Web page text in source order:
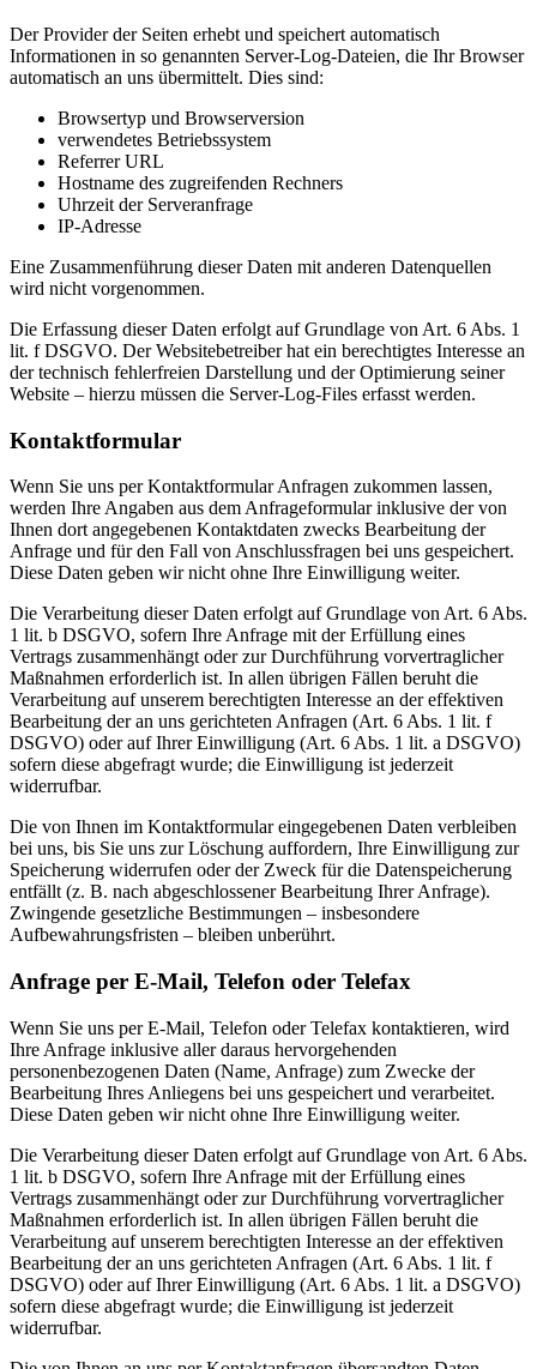
Der Provider der Seiten erhebt und speichert automatisch
Informationen in so genannten Server-Log-Dateien, die Ihr Browser
automatisch an uns übermittelt. Dies sind:
Browsertyp und Browserversion
verwendetes Betriebssystem
Referrer URL
Hostname des zugreifenden Rechners
Uhrzeit der Serveranfrage
IP-Adresse
Eine Zusammenführung dieser Daten mit anderen Datenquellen
wird nicht vorgenommen.
Die Erfassung dieser Daten erfolgt auf Grundlage von Art. 6 Abs. 1
lit. f DSGVO. Der Websitebetreiber hat ein berechtigtes Interesse an
der technisch fehlerfreien Darstellung und der Optimierung seiner
Website – hierzu müssen die Server-Log-Files erfasst werden.
Kontaktformular
Wenn Sie uns per Kontaktformular Anfragen zukommen lassen,
werden Ihre Angaben aus dem Anfrageformular inklusive der von
Ihnen dort angegebenen Kontaktdaten zwecks Bearbeitung der
Anfrage und für den Fall von Anschlussfragen bei uns gespeichert.
Diese Daten geben wir nicht ohne Ihre Einwilligung weiter.
Die Verarbeitung dieser Daten erfolgt auf Grundlage von Art. 6 Abs.
1 lit. b DSGVO, sofern Ihre Anfrage mit der Erfüllung eines
Vertrags zusammenhängt oder zur Durchführung vorvertraglicher
Maßnahmen erforderlich ist. In allen übrigen Fällen beruht die
Verarbeitung auf unserem berechtigten Interesse an der effektiven
Bearbeitung der an uns gerichteten Anfragen (Art. 6 Abs. 1 lit. f
DSGVO) oder auf Ihrer Einwilligung (Art. 6 Abs. 1 lit. a DSGVO)
sofern diese abgefragt wurde; die Einwilligung ist jederzeit
widerrufbar.
Die von Ihnen im Kontaktformular eingegebenen Daten verbleiben
bei uns, bis Sie uns zur Löschung auffordern, Ihre Einwilligung zur
Speicherung widerrufen oder der Zweck für die Datenspeicherung
entfällt (z. B. nach abgeschlossener Bearbeitung Ihrer Anfrage).
Zwingende gesetzliche Bestimmungen – insbesondere
Aufbewahrungsfristen – bleiben unberührt.
Anfrage per E-Mail, Telefon oder Telefax
Wenn Sie uns per E-Mail, Telefon oder Telefax kontaktieren, wird
Ihre Anfrage inklusive aller daraus hervorgehenden
personenbezogenen Daten (Name, Anfrage) zum Zwecke der
Bearbeitung Ihres Anliegens bei uns gespeichert und verarbeitet.
Diese Daten geben wir nicht ohne Ihre Einwilligung weiter.
Die Verarbeitung dieser Daten erfolgt auf Grundlage von Art. 6 Abs.
1 lit. b DSGVO, sofern Ihre Anfrage mit der Erfüllung eines
Vertrags zusammenhängt oder zur Durchführung vorvertraglicher
Maßnahmen erforderlich ist. In allen übrigen Fällen beruht die
Verarbeitung auf unserem berechtigten Interesse an der effektiven
Bearbeitung der an uns gerichteten Anfragen (Art. 6 Abs. 1 lit. f
DSGVO) oder auf Ihrer Einwilligung (Art. 6 Abs. 1 lit. a DSGVO)
sofern diese abgefragt wurde; die Einwilligung ist jederzeit
widerrufbar.